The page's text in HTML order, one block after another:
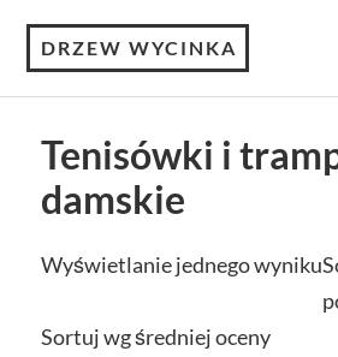
DRZEW WYCINKA
Tenisówki i
damskie
Wyświetlanie jednego wyniku
Sortuj wg średniej oceny